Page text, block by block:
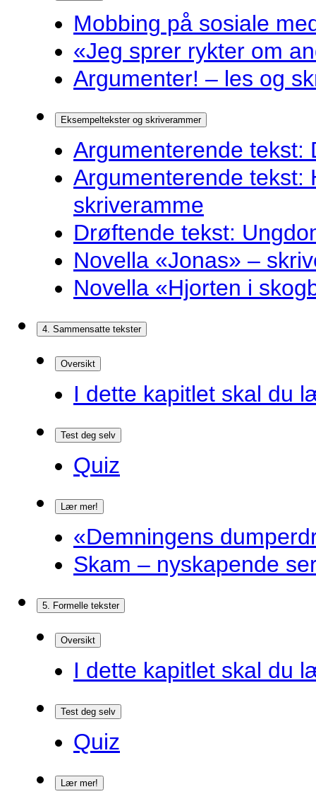
Mobbing på sosiale
«Jeg sprer rykter om
Argumenter! – les og
Eksempeltekster og skriverammer
Argumenterende tekst:
Argumenterende tekst:
skriveramme
Drøftende tekst:
Novella «Jonas» –
Novella «Hjorten i
4. Sammensatte tekster
Oversikt
I dette kapitlet skal du
Test deg selv
Quiz
Lær mer!
«Demningens
Skam – nyskapende
5. Formelle tekster
Oversikt
I dette kapitlet skal du
Test deg selv
Quiz
Lær mer!